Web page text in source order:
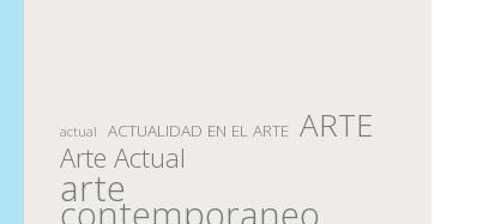
actual ACTUALIDAD EN EL ARTE ARTE
Arte Actual
arte